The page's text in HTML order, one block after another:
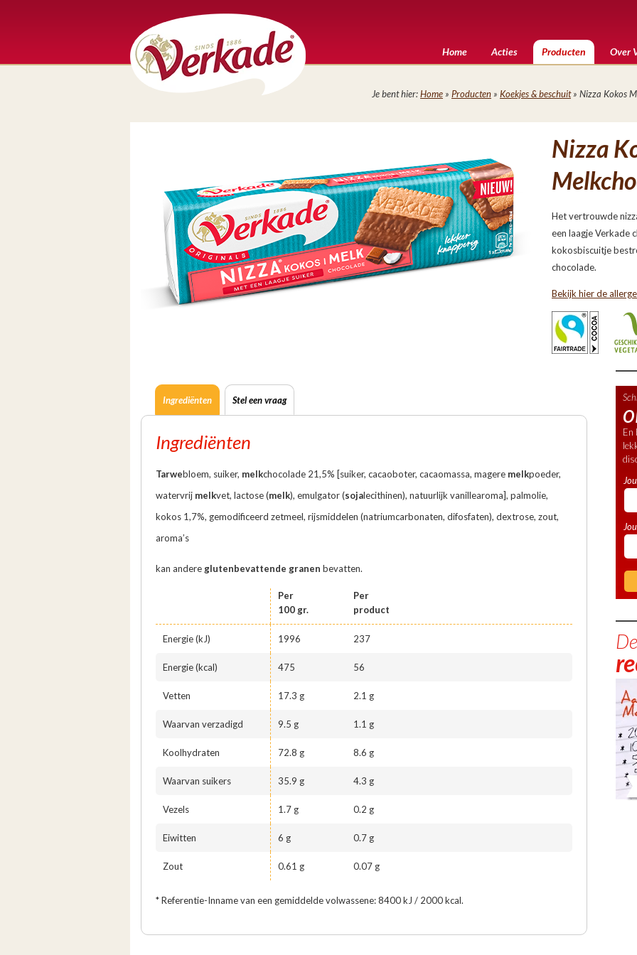
Home Acties Producten Over
Je bent hier:Home » Producten » Koekjes & beschuit» Nizza Kokos
Nizza
Het vertrouwde
een laagje Verkade
kokosbiscuitje
chocolade.
Bekijk hier de
Ingrediënten Stel een vraag
Ingrediënten
Tarwebloem, suiker, melkchocolade 21,5% [suiker, cacaoboter, cacaomassa, magere melkpoeder,
watervrij melkvet, lactose (melk), emulgator (sojalecithinen), natuurlijk vanillearoma], palmolie,
kokos 1,7%, gemodificeerd zetmeel, rijsmiddelen (natriumcarbonaten, difosfaten), dextrose, zout,
aroma’s
kan andere glutenbevattende granen bevatten.
Per
100 gr.
Per
product
Energie (kJ) 1996 237
Energie (kcal) 475 56
Vetten 17.3 g 2.1 g
Waarvan verzadigd 9.5 g 1.1 g
Koolhydraten 72.8 g 8.6 g
Waarvan suikers 35.9 g 4.3 g
Vezels 1.7 g 0.2 g
Eiwitten 6 g 0.7 g
Zout 0.61 g 0.07 g
* Referentie-Inname van een gemiddelde volwassene: 8400 kJ / 2000 kcal.
Kijk
Kijk
En